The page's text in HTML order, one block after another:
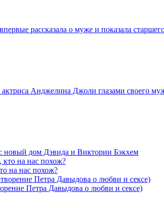
рассказала о муже и показала
Анджелина Джоли глазами своего
новый дом Дэвида и Виктории Бэкхем
на нас похож?
Петра Давыдова о любви и сексе)